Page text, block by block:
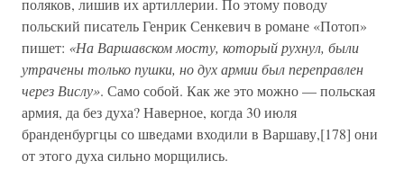
поляков, лишив их артиллерии. По этому поводу
польский писатель Генрик Сенкевич в романе «Потоп»
пишет: «На Варшавском мосту, который рухнул, были
утрачены только пушки, но дух армии был переправлен
через Вислу». Само собой. Как же это можно — польская
армия, да без духа? Наверное, когда 30 июля
бранденбургцы со шведами входили в Варшаву,[178] они
от этого духа сильно морщились.